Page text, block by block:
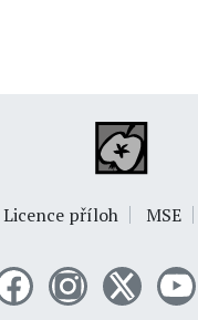
Licence příloh MSE